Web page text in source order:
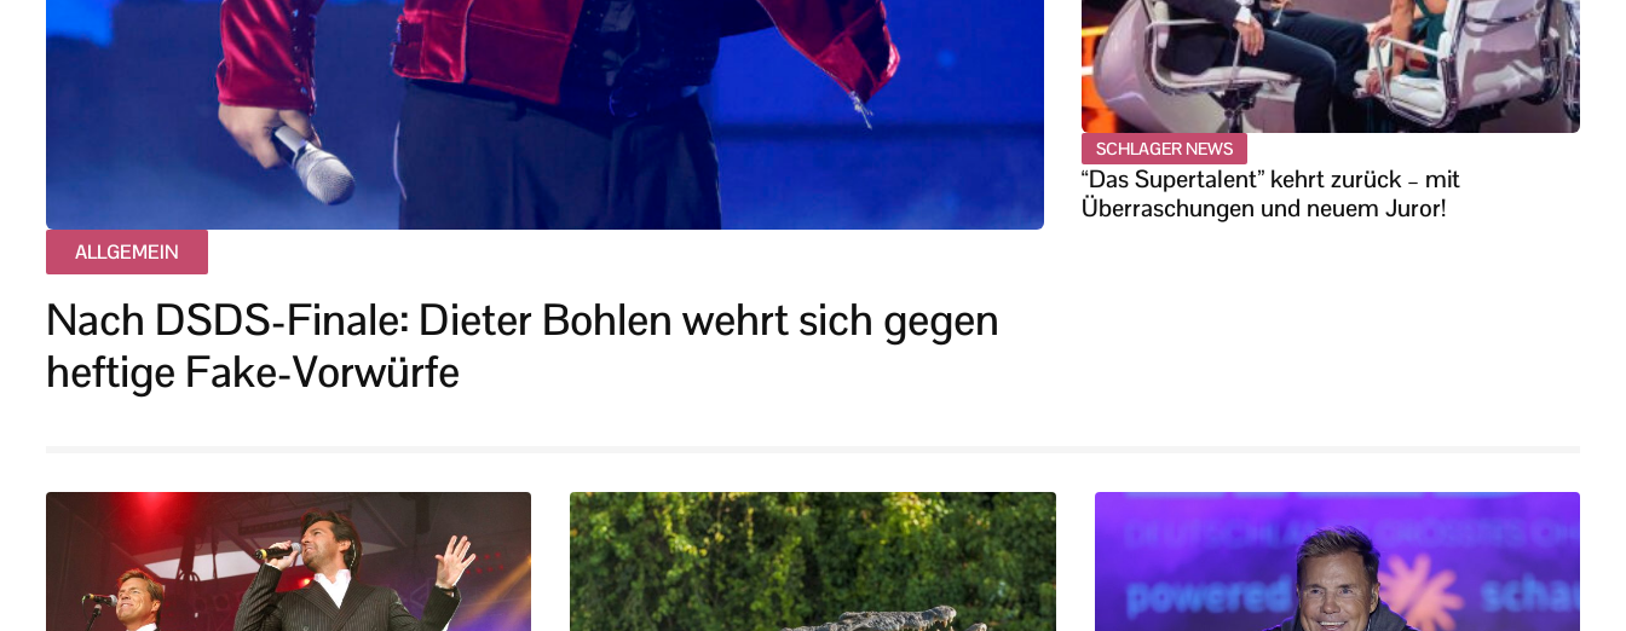
ALLGEMEIN
Nach DSDS-Finale: Dieter Bohlen wehrt sich gegen
heftige Fake-Vorwürfe
SCHLAGER NEWS
“Das Supertalent” kehrt zurück – mit
Überraschungen und neuem Juror!